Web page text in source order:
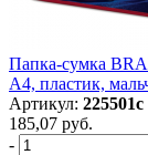
Папка-сумка
А4, пластик,
Артикул: 225501с
185,07 руб.
-